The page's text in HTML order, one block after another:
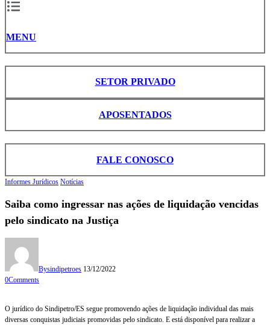
MENU
SETOR PRIVADO
APOSENTADOS
FALE CONOSCO
Informes Jurídicos Notícias
Saiba como ingressar nas ações de liquidação vencidas
pelo sindicato na Justiça
Bysindipetroes 13/12/2022
0Comments
O jurídico do Sindipetro/ES segue promovendo ações de liquidação individual das mais
diversas conquistas judiciais promovidas pelo sindicato. E está disponível para realizar a